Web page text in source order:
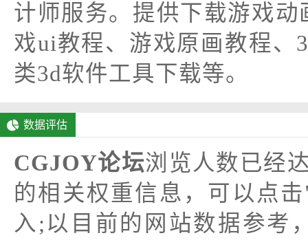
计师服务。提供下载游戏
戏ui教程、游戏原画教程、
类3d软件工具下载等。
数据评估
CGJOY论坛浏览人数已经
的相关权重信息，可以点
入;以目前的网站数据参考